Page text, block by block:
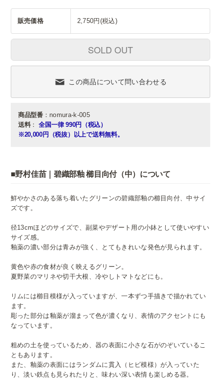
販売価格 2,750円(税込)
SOLD OUT
この商品について問い合わせる
商品型番：nomura-k-005
送料： 全国一律 990円（税込）
※20,000円（税抜）以上で送料無料。
■野村佳苗｜碧織部釉 櫛目向付（中）について
鮮やかさのある落ち着いたグリーンの碧織部釉の櫛目向付、中サイ
ズです。
径13cmほどのサイズで、副菜やデザート用の小鉢として使いやすい
サイズ感。
釉薬の濃い部分は青みが強く、とてもきれいな発色が見られます。
黄色や赤の食材が良く映えるグリーン。
夏野菜のマリネや切干大根、冷やしトマトなどにも。
リムには櫛目模様が入っていますが、一本ずつ手描きで描かれてい
ます。
彫った部分は釉薬が溜まって色が濃くなり、表情のアクセントにも
なっています。
粗めの土を使っているため、器の表面に小さな石がのぞいているこ
ともあります。
また、釉薬の表面にはランダムに貫入（ヒビ模様）が入っていた
り、淡い鉄点も見られたりと、味わい深い表情も楽しめる器。